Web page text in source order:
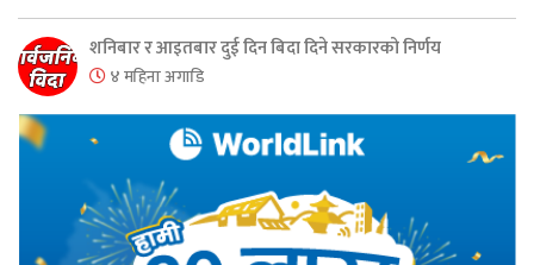
शनिबार र आइतबार दुई दिन बिदा दिने सरकारको निर्णय
४ महिना अगाडि